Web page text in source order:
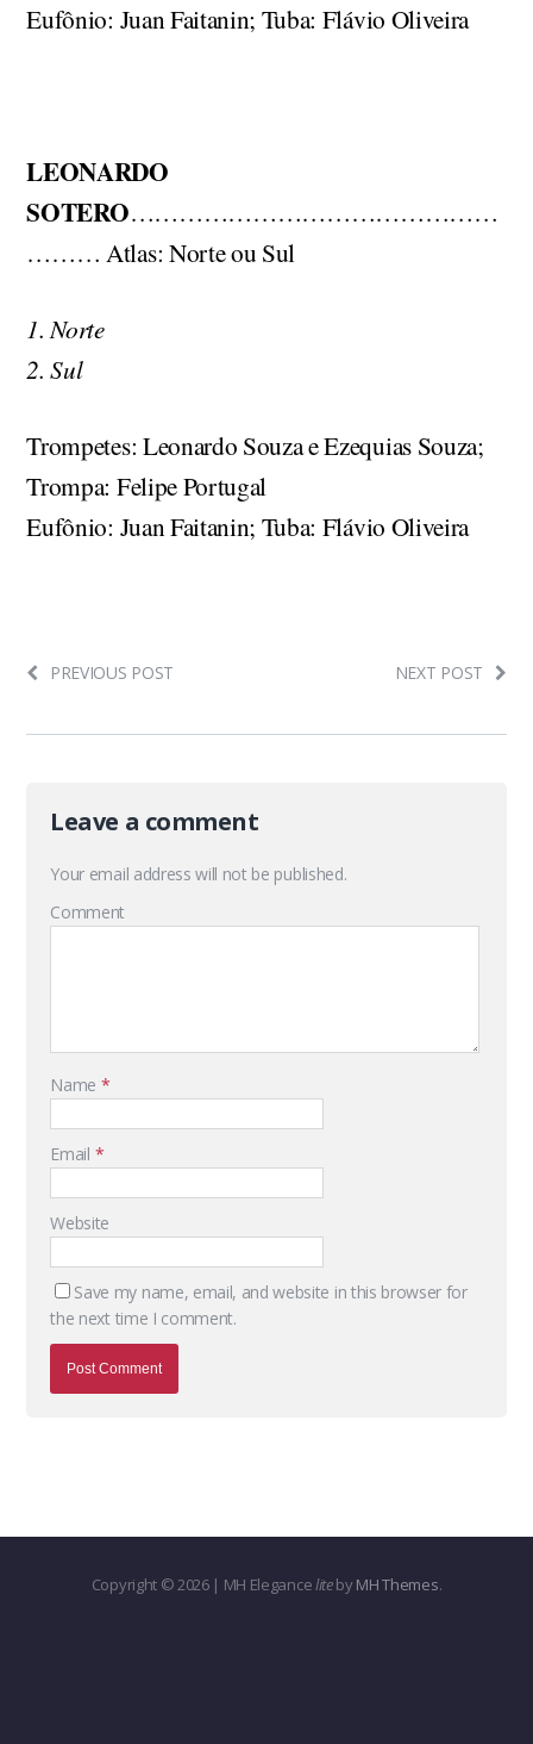
Eufônio: Juan Faitanin; Tuba: Flávio Oliveira
LEONARDO
SOTERO………………………………………
……… Atlas: Norte ou Sul
1. Norte
2. Sul
Trompetes: Leonardo Souza e Ezequias Souza;
Trompa: Felipe Portugal
Eufônio: Juan Faitanin; Tuba: Flávio Oliveira
PREVIOUS POST NEXT POST
Leave a comment
Your email address will not be published.
Comment
Name *
Email *
Website
Save my name, email, and website in this browser for
the next time I comment.
Copyright © 2026 | MH ElegancelitebyMH Themes.